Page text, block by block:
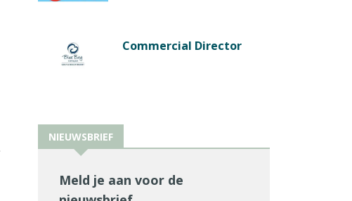
Commercial Director
NIEUWSBRIEF
Meld je aan voor de